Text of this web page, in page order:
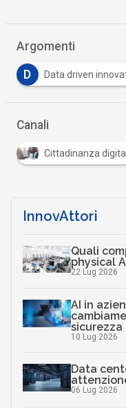
Argomenti
Open data P
Canali
Cittadinanza
InnovAttori
Quali
physical
22 Lug 2026
AI in
sicurezza
10 Lug 2026
Data
06 Lug 2026